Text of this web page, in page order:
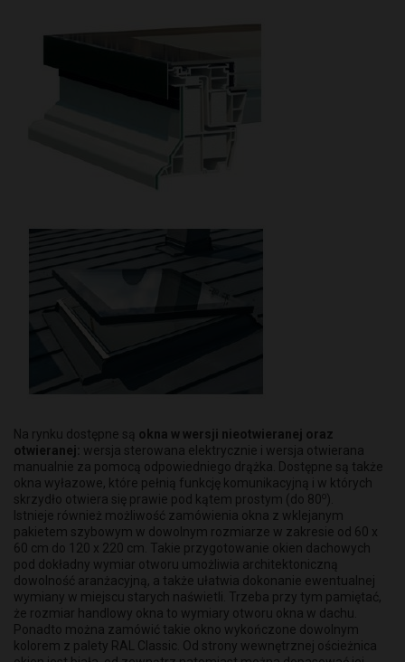
Na rynku dostępne są okna w wersji nieotwieranej oraz
otwieranej: wersja sterowana elektrycznie i wersja otwierana
manualnie za pomocą odpowiedniego drążka. Dostępne są także
okna wyłazowe, które pełnią funkcję komunikacyjną i w których
skrzydło otwiera się prawie pod kątem prostym (do 80o).
Istnieje również możliwość zamówienia okna z wklejanym
pakietem szybowym w dowolnym rozmiarze w zakresie od 60 x
60 cm do 120 x 220 cm. Takie przygotowanie okien dachowych
pod dokładny wymiar otworu umożliwia architektoniczną
dowolność aranżacyjną, a także ułatwia dokonanie ewentualnej
wymiany w miejscu starych naświetli. Trzeba przy tym pamiętać,
że rozmiar handlowy okna to wymiary otworu okna w dachu.
Ponadto można zamówić takie okno wykończone dowolnym
kolorem z palety RAL Classic. Od strony wewnętrznej ościeżnica